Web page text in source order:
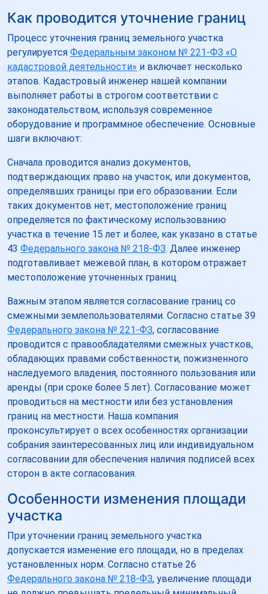
Как проводится уточнение границ
Процесс уточнения границ земельного участка
регулируется Федеральным законом № 221-ФЗ «О
кадастровой деятельности» и включает несколько
этапов. Кадастровый инженер нашей компании
выполняет работы в строгом соответствии с
законодательством, используя современное
оборудование и программное обеспечение. Основные
шаги включают:
Сначала проводится анализ документов,
подтверждающих право на участок, или документов,
определявших границы при его образовании. Если
таких документов нет, местоположение границ
определяется по фактическому использованию
участка в течение 15 лет и более, как указано в статье
43 Федерального закона № 218-ФЗ. Далее инженер
подготавливает межевой план, в котором отражает
местоположение уточненных границ.
Важным этапом является согласование границ со
смежными землепользователями. Согласно статье 39
Федерального закона № 221-ФЗ, согласование
проводится с правообладателями смежных участков,
обладающих правами собственности, пожизненного
наследуемого владения, постоянного пользования или
аренды (при сроке более 5 лет). Согласование может
проводиться на местности или без установления
границ на местности. Наша компания
проконсультирует о всех особенностях организации
собрания заинтересованных лиц или индивидуальном
согласовании для обеспечения наличия подписей всех
сторон в акте согласования.
Особенности изменения площади
участка
При уточнении границ земельного участка
допускается изменение его площади, но в пределах
установленных норм. Согласно статье 26
Федерального закона № 218-ФЗ, увеличение площади